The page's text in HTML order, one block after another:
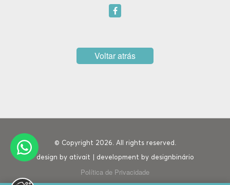
Voltar atrás
© Copyright 2026. All rights reserved.
design by ativait | development by designbinário
Política de Privacidade